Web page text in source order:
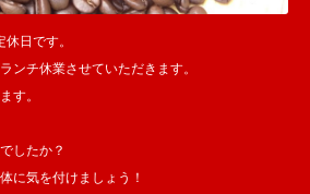
日です。
チ休業させていただきます。
す。
したか？
に気を付けましょう！